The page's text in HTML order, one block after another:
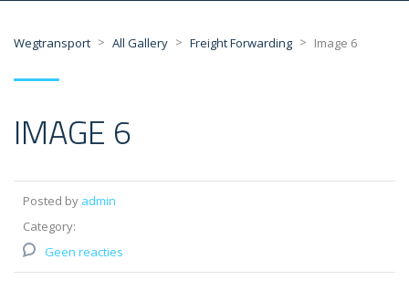
Wegtransport > All Gallery > Freight Forwarding > Image 6
IMAGE 6
Posted by admin
Category:
Geen reacties